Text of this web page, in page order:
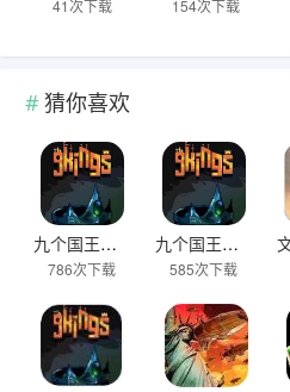
41次下载 154次下载
猜你喜欢
九个国王官方版
786次下载
九个国王最新版
585次下载